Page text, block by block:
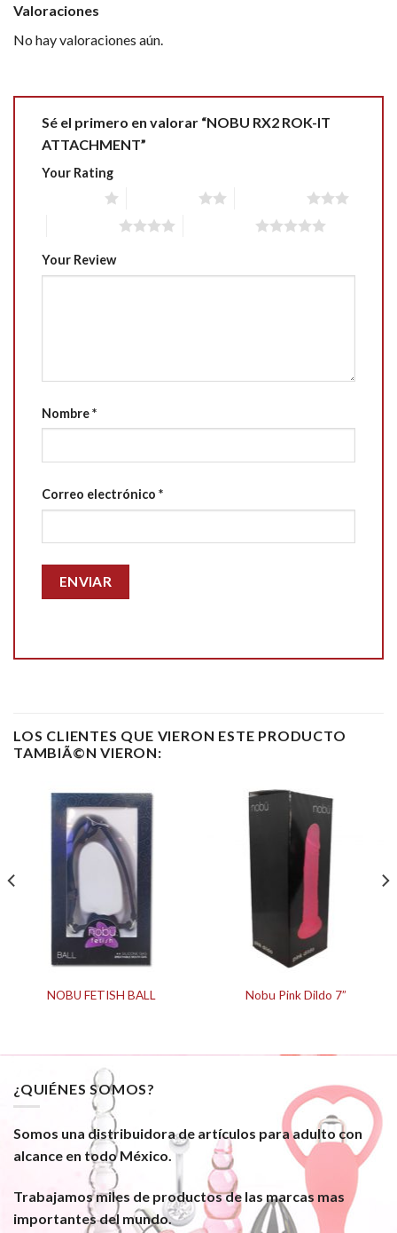
Valoraciones
No hay valoraciones aún.
Sé el primero en valorar “NOBU RX2 ROK-IT
ATTACHMENT”
Your Rating
Your Review
Nombre*
Correo electrónico *
LOS CLIENTES QUE VIERON ESTE PRODUCTO
TAMBIÃ©N VIERON:
NOBU FETISH BALL Nobu Pink Dildo 7”
¿QUIÉNES SOMOS?
Somos una distribuidora de artículos para adulto con
alcance en todo México.
Trabajamos miles de productos de las marcas mas
importantes del mundo.